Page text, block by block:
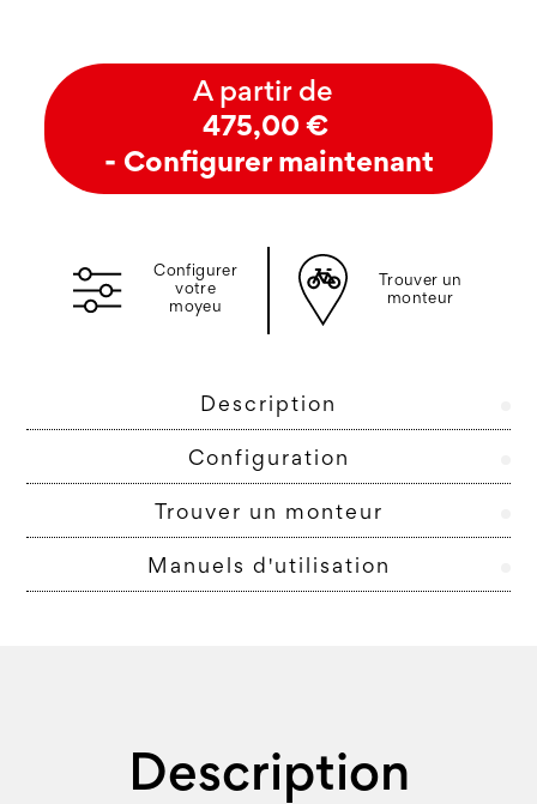
A partir de
475,00 €
- Configurer maintenant
Configurer
votre
moyeu
Trouver un
monteur
Description
Configuration
Trouver un monteur
Manuels d'utilisation
Description